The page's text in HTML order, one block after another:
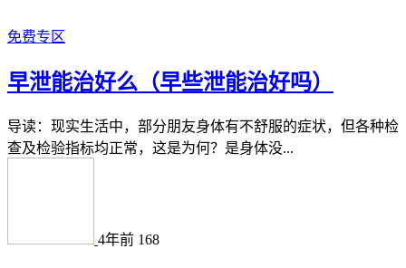
免费专区
早泄能治好么（早些泄能治好吗）
导读：现实生活中，部分朋友身体有不舒服的症状，但各种检
查及检验指标均正常，这是为何？是身体没...
4年前 168